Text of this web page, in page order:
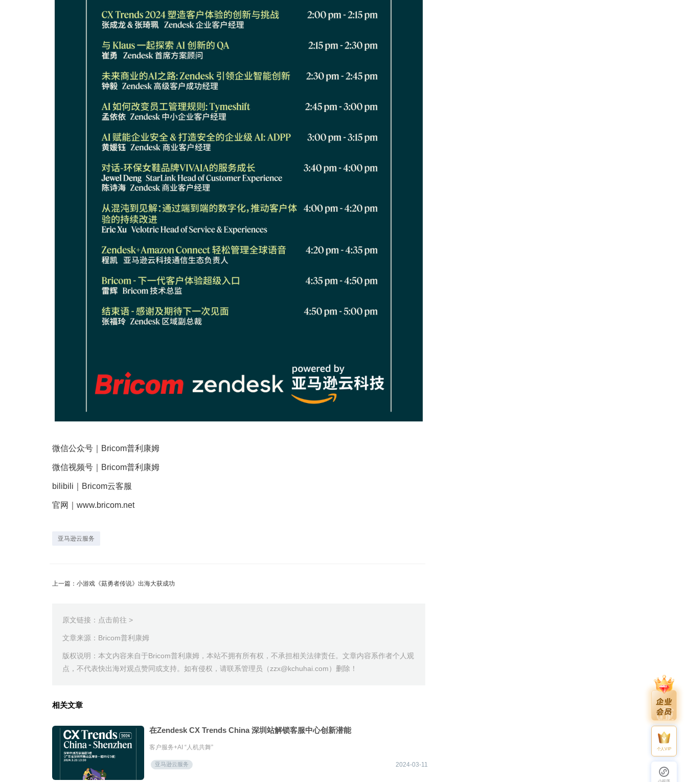
微信公众号｜Bricom普利康姆
微信视频号｜Bricom普利康姆
bilibili｜Bricom云客服
官网｜www.bricom.net
亚马逊云服务
上一篇：小游戏《菇勇者传说》出海大获成功
原文链接： 点击前往 >
文章来源：Bricom普利康姆
版权说明：本文内容来自于Bricom普利康姆，本站不拥有所有权，不承担相关法律责任。文章内容系作者个人观
点，不代表快出海对观点赞同或支持。如有侵权，请联系管理员（zzx@kchuhai.com）删除！
相关文章
在Zendesk CX Trends China 深圳站解锁客服中心创新潜能
客户服务+AI “人机共舞”
亚马逊云服务 2024-03-11
个人VIP
小程序